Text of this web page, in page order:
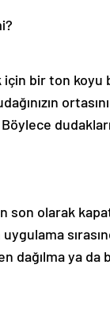
için bir ton
olarak
ya da